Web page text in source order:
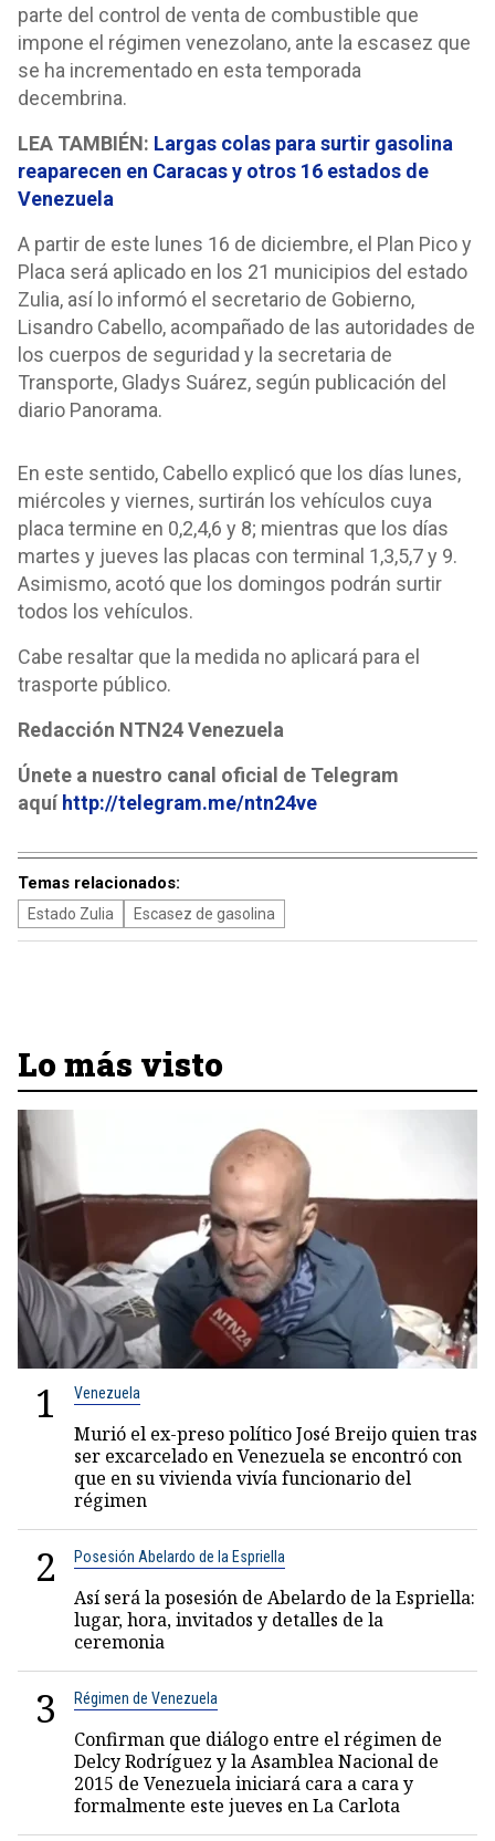
parte del control de venta de combustible que
impone el régimen venezolano, ante la escasez que
se ha incrementado en esta temporada
decembrina.
LEA TAMBIÉN: Largas colas para surtir gasolina
reaparecen en Caracas y otros 16 estados de
Venezuela
A partir de este lunes 16 de diciembre, el Plan Pico y
Placa será aplicado en los 21 municipios del estado
Zulia, así lo informó el secretario de Gobierno,
Lisandro Cabello, acompañado de las autoridades de
los cuerpos de seguridad y la secretaria de
Transporte, Gladys Suárez, según publicación del
diario Panorama.
En este sentido, Cabello explicó que los días lunes,
miércoles y viernes, surtirán los vehículos cuya
placa termine en 0,2,4,6 y 8; mientras que los días
martes y jueves las placas con terminal 1,3,5,7 y 9.
Asimismo, acotó que los domingos podrán surtir
todos los vehículos.
Cabe resaltar que la medida no aplicará para el
trasporte público.
Redacción NTN24 Venezuela
Únete a nuestro canal oficial de Telegram
aquí http://telegram.me/ntn24ve
Temas relacionados:
Estado Zulia Escasez de gasolina
Lo más visto
1 Venezuela
Murió el ex-preso político José Breijo quien tras
ser excarcelado en Venezuela se encontró con
que en su vivienda vivía funcionario del
régimen
2 Posesión Abelardo de la Espriella
Así será la posesión de Abelardo de la Espriella:
lugar, hora, invitados y detalles de la
ceremonia
3 Régimen de Venezuela
Confirman que diálogo entre el régimen de
Delcy Rodríguez y la Asamblea Nacional de
2015 de Venezuela iniciará cara a cara y
formalmente este jueves en La Carlota